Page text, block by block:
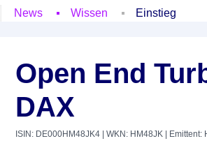
News
Wissen Einstieg
Open End
DAX
ISIN: DE000HM48JK4 | WKN: HM48JK | Emittent: